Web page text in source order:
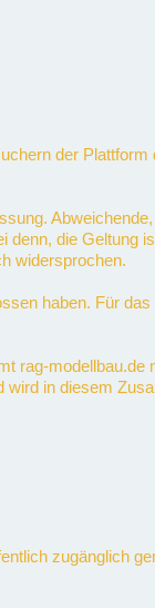
der
denn, die Geltung
widersprochen.
haben. Für
rag-modellbau.de
wird in diesem
zugänglich